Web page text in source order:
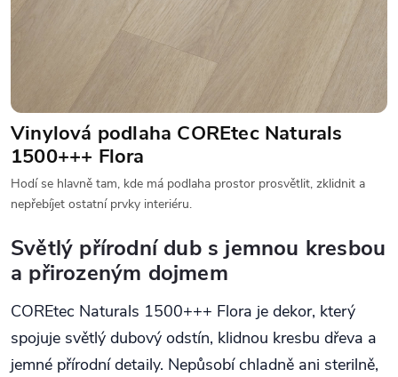
Vinylová podlaha COREtec Naturals
1500+++ Flora
Hodí se hlavně tam, kde má podlaha prostor prosvětlit, zklidnit a
nepřebíjet ostatní prvky interiéru.
Světlý přírodní dub s jemnou kresbou
a přirozeným dojmem
COREtec Naturals 1500+++ Flora je dekor, který
spojuje světlý dubový odstín, klidnou kresbu dřeva a
jemné přírodní detaily. Nepůsobí chladně ani sterilně,